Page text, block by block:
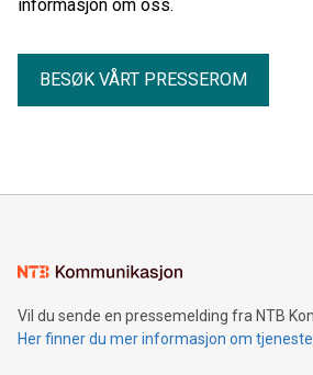
informasjon om oss.
BESØK VÅRT PRESSEROM
Vil du sende en pressemelding fra NTB
Her finner du mer informasjon om